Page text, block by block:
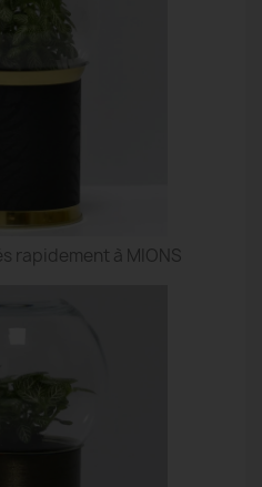
rapidement à MIONS